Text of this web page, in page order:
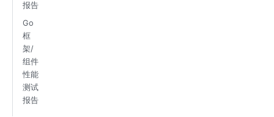
报告
Go
框
架/
组件
性能
测试
报告